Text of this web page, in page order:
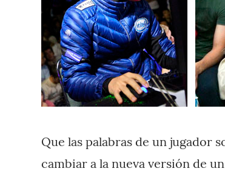
Que las palabras de un jugador
cambiar a la nueva versión de